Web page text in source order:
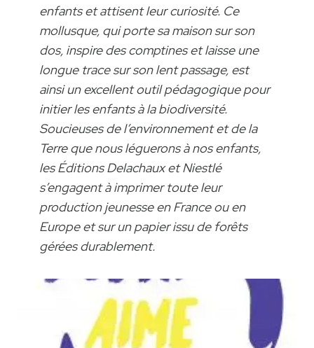
enfants et attisent leur curiosité. Ce
mollusque‚ qui porte sa maison sur son
dos‚ inspire des comptines et laisse une
longue trace sur son lent passage‚ est
ainsi un excellent outil pédagogique pour
initier les enfants à la biodiversité.
Soucieuses de l’environnement et de la
Terre que nous léguerons à nos enfants,
les Éditions Delachaux et Niestlé
s’engagent à imprimer toute leur
production jeunesse en France ou en
Europe et sur un papier issu de forêts
gérées durablement.